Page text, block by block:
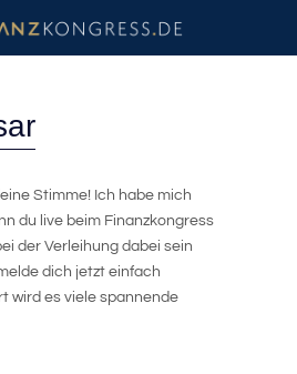
Stimme! Ich habe mich
du live beim Finanzkongress
der Verleihung dabei sein
dich jetzt einfach
wird es viele spannende